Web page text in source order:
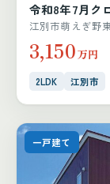
令和8年7月ク
江別市萌えぎ野
3,150万円
2LDK 江別市
一戸建て